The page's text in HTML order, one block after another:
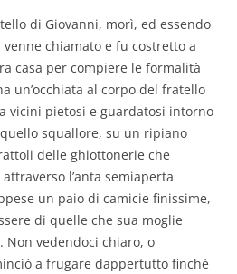
di Giovanni, morì, ed essendo
venne chiamato e fu costretto a
casa per compiere le formalità
un’occhiata al corpo del fratello
vicini pietosi e guardatosi intorno
squallore, su un ripiano
delle ghiottonerie che
l’anta semiaperta
un paio di camicie finissime,
di quelle che sua moglie
Non vedendoci chiaro, o
a frugare dappertutto finché